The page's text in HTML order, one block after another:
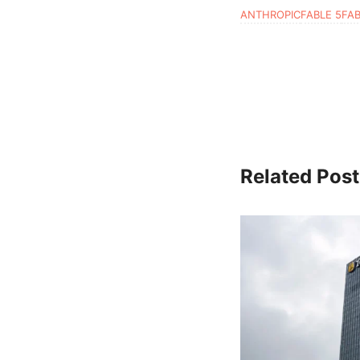
ANTHROPICFABLE 5
Related Post